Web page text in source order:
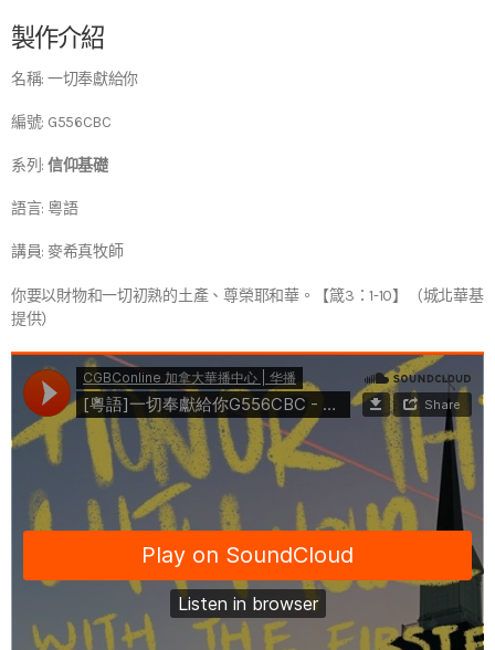
製作介紹
名稱: 一切奉獻給你
編號: G556CBC
系列: 信仰基礎
語言: 粵語
講員: 麥希真牧師
你要以財物和一切初熟的土產、尊榮耶和華。【箴3：1-10】（城北華基
提供）